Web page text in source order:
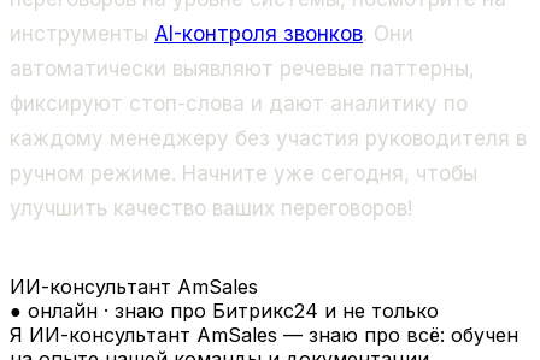
инструменты AI-контроля звонков. Они
автоматически выявляют речевые паттерны,
фиксируют стоп-слова и дают аналитику по
каждому менеджеру без участия руководителя в
ручном режиме. Начните уже сегодня, чтобы
улучшить качество ваших переговоров!
ИИ-консультант AmSales
● онлайн · знаю про Битрикс24 и не только
Я ИИ-консультант AmSales — знаю про всё: обучен